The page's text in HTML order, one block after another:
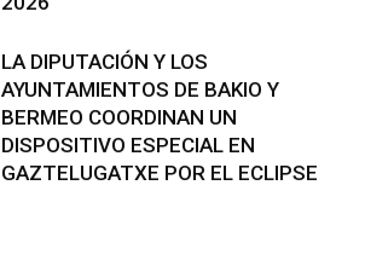
LA DIPUTACIÓN Y LOS
AYUNTAMIENTOS DE BAKIO Y
BERMEO COORDINAN UN
DISPOSITIVO ESPECIAL EN
GAZTELUGATXE POR EL ECLIPSE